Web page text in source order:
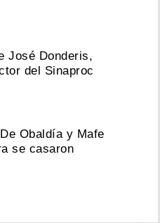
José Donderis,
del Sinaproc
Obaldía y Mafe
se casaron